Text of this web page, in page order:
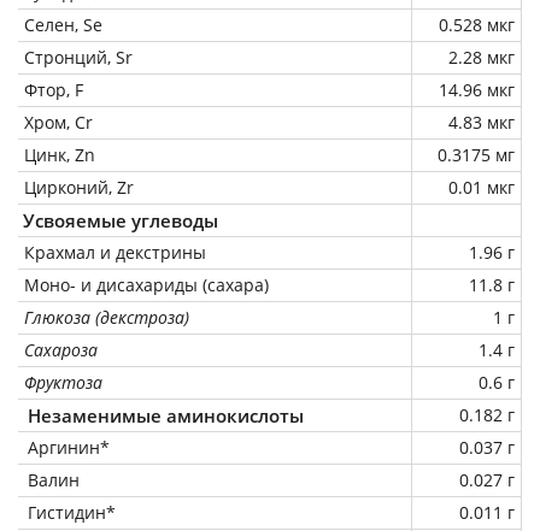
Селен, Se
0.528 мкг
Стронций, Sr
2.28 мкг
Фтор, F
14.96 мкг
Хром, Cr
4.83 мкг
Цинк, Zn
0.3175 мг
Цирконий, Zr
0.01 мкг
Усвояемые углеводы
Крахмал и декстрины
1.96 г
Моно- и дисахариды (сахара)
11.8 г
Глюкоза (декстроза)
1 г
Сахароза
1.4 г
Фруктоза
0.6 г
Незаменимые аминокислоты
0.182 г
Аргинин*
0.037 г
Валин
0.027 г
Гистидин*
0.011 г